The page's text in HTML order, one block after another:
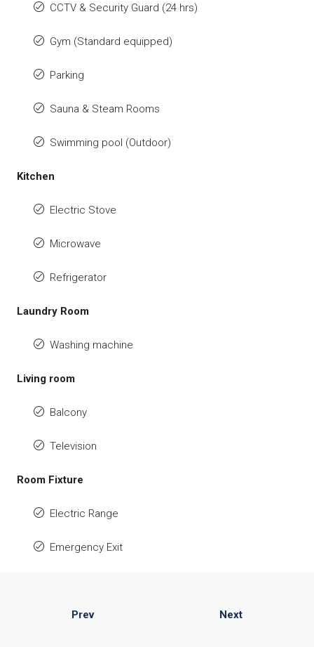
CCTV & Security Guard (24 hrs)
Gym (Standard equipped)
Parking
Sauna & Steam Rooms
Swimming pool (Outdoor)
Kitchen
Electric Stove
Microwave
Refrigerator
Laundry Room
Washing machine
Living room
Balcony
Television
Room Fixture
Electric Range
Emergency Exit
Prev Next